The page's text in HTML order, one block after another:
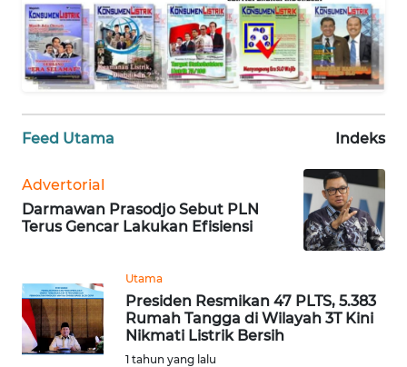
Feed Utama Indeks
Advertorial
Darmawan Prasodjo Sebut PLN
Terus Gencar Lakukan Efisiensi
Utama
Presiden Resmikan 47 PLTS, 5.383
Rumah Tangga di Wilayah 3T Kini
Nikmati Listrik Bersih
1 tahun yang lalu
KARIR
DISCLAIMER
Wahana
News
Regional
WN
SUMUT
WN
JABAR